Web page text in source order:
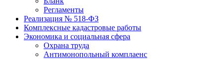
Регламенты
Реализация № 518-ФЗ
Комплексные кадастровые работы
Экономика и социальная сфера
Охрана труда
Антимонопольный комплаенс